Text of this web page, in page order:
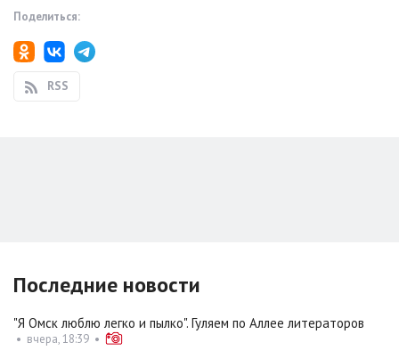
Поделиться:
RSS
Последние новости
"Я Омск люблю легко и пылко". Гуляем по Аллее литераторов
• вчера, 18:39 •